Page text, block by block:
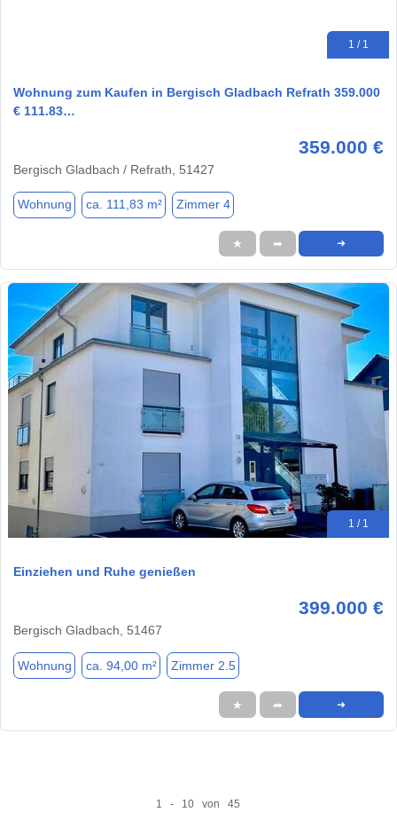
1 / 1
Wohnung zum Kaufen in Bergisch Gladbach Refrath 359.000
€ 111.83…
359.000 €
Bergisch Gladbach / Refrath, 51427
Wohnung ca. 111,83 m² Zimmer 4
★ ➦ ➜
1 / 1
Einziehen und Ruhe genießen
399.000 €
Bergisch Gladbach, 51467
Wohnung ca. 94,00 m² Zimmer 2.5
★ ➦ ➜
1 - 10 von 45